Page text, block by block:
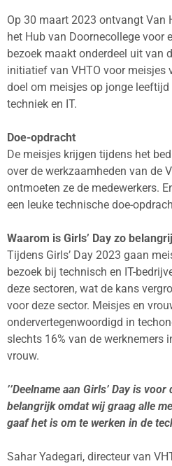
Op 30 maart 2023 ontvangt Van
het Hub van Doornecollege voor
bezoek maakt onderdeel uit van
initiatief van VHTO voor meisjes
doel om meisjes op jonge leeftijd
techniek en IT.
Doe-opdracht
De meisjes krijgen tijdens het
over de werkzaamheden van de
ontmoeten ze de medewerkers.
een leuke technische doe-
Waarom is Girls’ Day zo
Tijdens Girls’ Day 2023 gaan
bezoek bij technisch en IT-
deze sectoren, wat de kans
voor deze sector. Meisjes en
ondervertegenwoordigd in
slechts 16% van de werknemers
vrouw.
’’Deelname aan Girls’ Day is
belangrijk omdat wij graag alle
gaaf het is om te werken in de
Sahar Yadegari, directeur van